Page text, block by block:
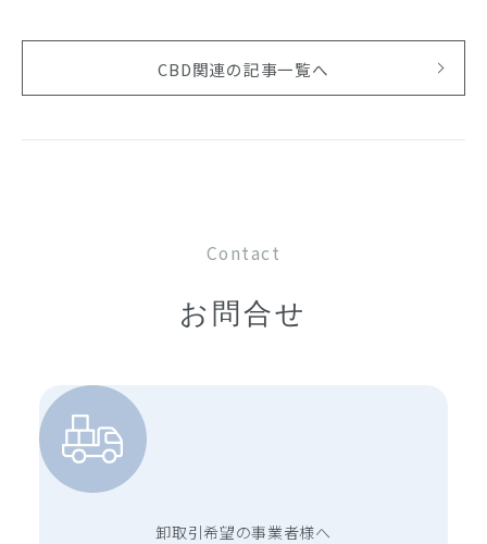
CBD関連の記事一覧へ
Contact
お問合せ
卸取引希望の事業者様へ